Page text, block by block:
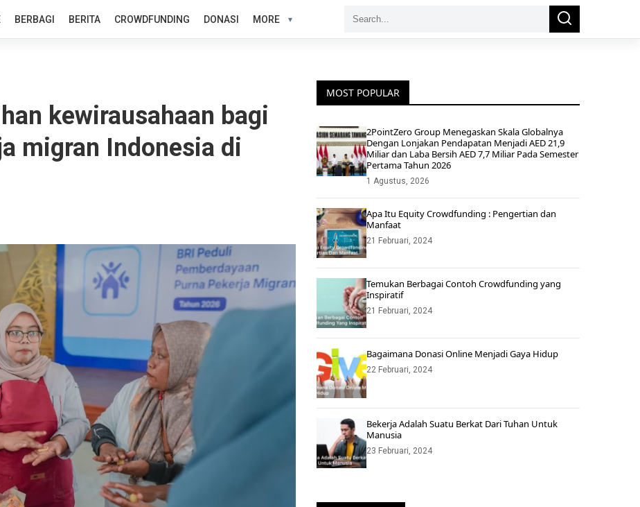
BERBAGI BERITA CROWDFUNDING DONASI MORE
Search
Search
kewirausahaan bagi
migran Indonesia di
MOST POPULAR
2PointZero Group Menegaskan Skala Globalnya
Dengan Lonjakan Pendapatan Menjadi AED 21,9
Miliar dan Laba Bersih AED 7,7 Miliar Pada Semester
Pertama Tahun 2026
1 Agustus, 2026
Apa Itu Equity Crowdfunding : Pengertian dan
Manfaat
21 Februari, 2024
Temukan Berbagai Contoh Crowdfunding yang
Inspiratif
21 Februari, 2024
Bagaimana Donasi Online Menjadi Gaya Hidup
22 Februari, 2024
Bekerja Adalah Suatu Berkat Dari Tuhan Untuk
Manusia
23 Februari, 2024